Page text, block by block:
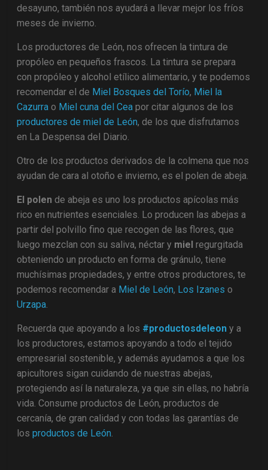
desayuno, también nos ayudará a llevar mejor los fríos
meses de invierno.
Los productores de León, nos ofrecen la tintura de
propóleo en pequeños frascos. La tintura se prepara
con propóleo y alcohol etílico alimentario, y te podemos
recomendar el de Miel Bosques del Torío, Miel la
Cazurra o Miel cuna del Cea por citar algunos de los
productores de miel de León, de los que disfrutamos
en La Despensa del Diario.
Otro de los productos derivados de la colmena que nos
ayudan de cara al otoño e invierno, es el polen de abeja.
El polen de abeja es uno los productos apícolas más
rico en nutrientes esenciales. Lo producen las abejas a
partir del polvillo fino que recogen de las flores, que
luego mezclan con su saliva, néctar y miel regurgitada
obteniendo un producto en forma de gránulo, tiene
muchísimas propiedades, y entre otros productores, te
podemos recomendar a Miel de León, Los Izanes o
Urzapa.
Recuerda que apoyando a los #productosdeleon y a
los productores, estamos apoyando a todo el tejido
empresarial sostenible, y además ayudamos a que los
apicultores sigan cuidando de nuestras abejas,
protegiendo así la naturaleza, ya que sin ellas, no habría
vida. Consume productos de León, productos de
cercanía, de gran calidad y con todas las garantías de
losproductos de León.